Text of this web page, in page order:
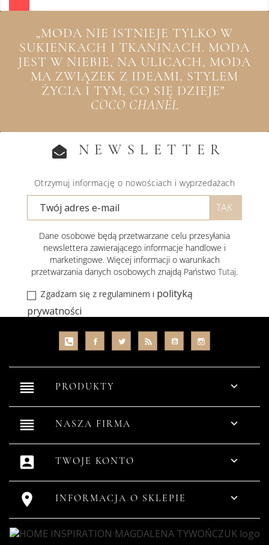
„MODA NIE ISTNIEJE TYLKO W
SUKIENKACH I TKANINACH. MODA
JEST W NIEBIE, NA ULICACH, MODA
MA ZWIĄZEK Z IDEAMI, STYLEM
ŻYCIA I TYM, CO SIĘ DZIEJE"
COCO CHANEL
NEWSLETTER
Otrzymuj informację o nowościach i wyprzedażach
Dane osobowe będą przetwarzane celu przesyłania
newslettera zawierającego informacje handlowe i
marketingowe. Więcej informacji o warunkach
przetwarzania danych osobowych znajdą Państwo Tutaj.
Zgadzam się z regulaminem i polityką
prywatności
reorder PRODUKTY 
reorder NASZA FIRMA 
account_box TWOJE KONTO 
 INFORMACJA O SKLEPIE 